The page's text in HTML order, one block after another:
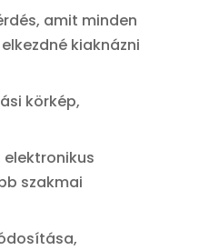
amit minden
kiaknázni
körkép,
elektronikus
szakmai